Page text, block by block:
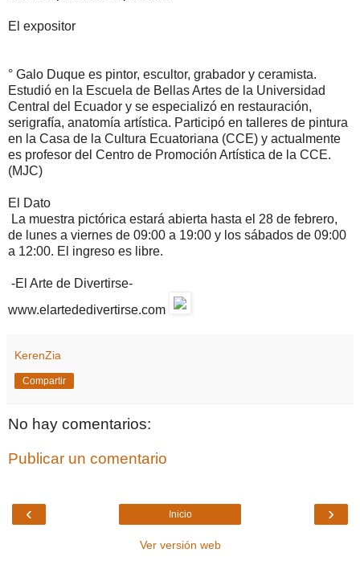
El expositor
° Galo Duque es pintor, escultor, grabador y ceramista.
Estudió en la Escuela de Bellas Artes de la Universidad
Central del Ecuador y se especializó en restauración,
serigrafía, anatomía artística. Participó en talleres de pintura
en la Casa de la Cultura Ecuatoriana (CCE) y actualmente
es profesor del Centro de Promoción Artística de la CCE.
(MJC)
El Dato
La muestra pictórica estará abierta hasta el 28 de febrero,
de lunes a viernes de 09:00 a 19:00 y los sábados de 09:00
a 12:00. El ingreso es libre.
-El Arte de Divertirse-
www.elartededivertirse.com
KerenZia
Compartir
No hay comentarios:
Publicar un comentario
‹ ›
Inicio
Ver versión web